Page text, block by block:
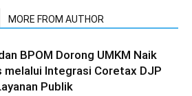
MORE FROM AUTHOR
BPOM Dorong UMKM Naik
melalui Integrasi Coretax DJP
Publik